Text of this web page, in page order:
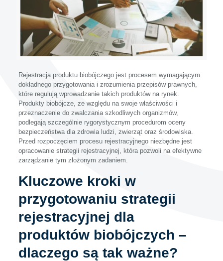
Rejestracja produktu biobójczego jest procesem wymagającym
dokładnego przygotowania i zrozumienia przepisów prawnych,
które regulują wprowadzanie takich produktów na rynek.
Produkty biobójcze, ze względu na swoje właściwości i
przeznaczenie do zwalczania szkodliwych organizmów,
podlegają szczególnie rygorystycznym procedurom oceny
bezpieczeństwa dla zdrowia ludzi, zwierząt oraz środowiska.
Przed rozpoczęciem procesu rejestracyjnego niezbędne jest
opracowanie strategii rejestracyjnej, która pozwoli na efektywne
zarządzanie tym złożonym zadaniem.
Kluczowe kroki w
przygotowaniu strategii
rejestracyjnej dla
produktów biobójczych –
dlaczego są tak ważne?